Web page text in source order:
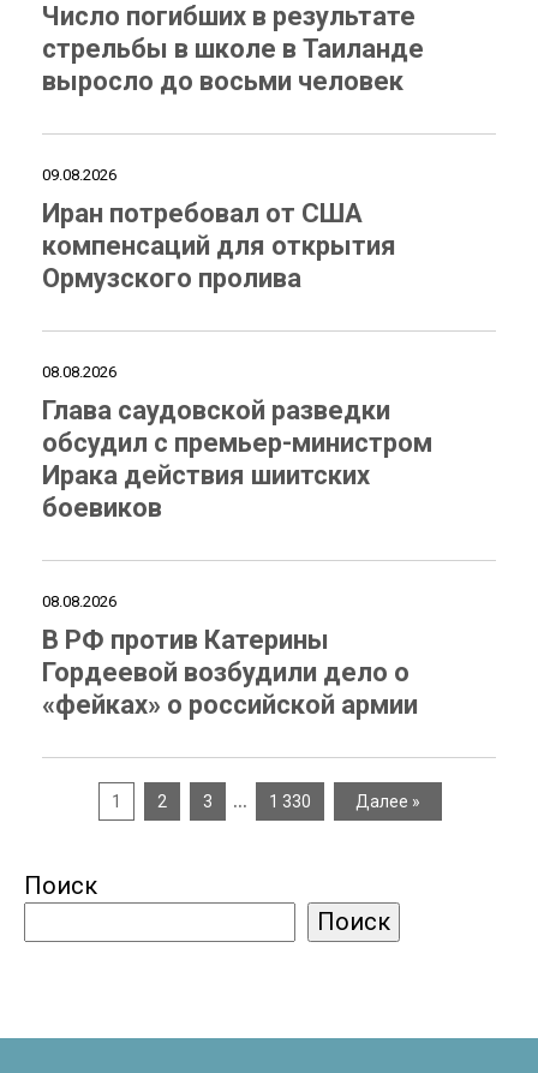
Число погибших в результате
стрельбы в школе в Таиланде
выросло до восьми человек
09.08.2026
Иран потребовал от США
компенсаций для открытия
Ормузского пролива
08.08.2026
Глава саудовской разведки
обсудил с премьер-министром
Ирака действия шиитских
боевиков
08.08.2026
В РФ против Катерины
Гордеевой возбудили дело о
«фейках» о российской армии
1 2 3 … 1 330 Далее »
Поиск
Поиск